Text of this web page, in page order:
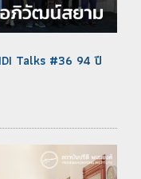
Talks #36 94 ปี